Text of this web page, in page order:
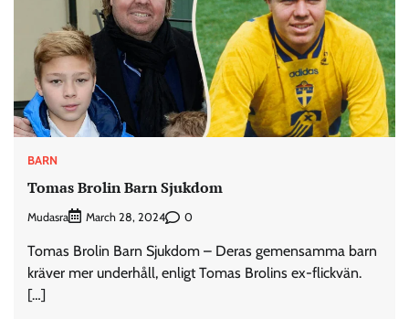
BARN
Tomas Brolin Barn Sjukdom
Mudasra March 28, 2024 0
Tomas Brolin Barn Sjukdom – Deras gemensamma barn
kräver mer underhåll, enligt Tomas Brolins ex-flickvän.
[…]